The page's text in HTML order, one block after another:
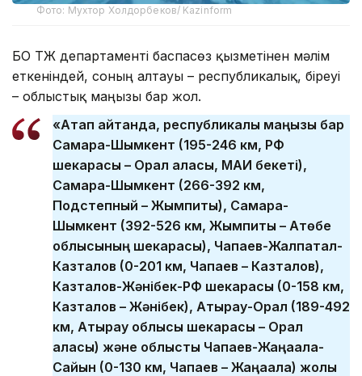
Фото: Мухтор Холдорбеков/ Kazinform
БҚО ТЖ департаменті баспасөз қызметінен мәлім
еткеніндей, соның алтауы – республикалық, біреуі
– облыстық маңызы бар жол.
«Атап айтқанда, республикалық маңызы бар
Самара-Шымкент (195-246 км, РФ
шекарасы – Орал қаласы, МАИ бекеті),
Самара-Шымкент (266-392 км,
Подстепный – Жымпиты), Самара-
Шымкент (392-526 км, Жымпиты – Ақтөбе
облысының шекарасы), Чапаев-Жалпақтал-
Казталов (0-201 км, Чапаев – Казталов),
Казталов-Жәнібек-РФ шекарасы (0-158 км,
Казталов – Жәнібек), Атырау-Орал (189-492
км, Атырау облысы шекарасы – Орал
қаласы) және облыстық Чапаев-Жаңақала-
Сайқын (0-130 км, Чапаев – Жаңақала) жолы